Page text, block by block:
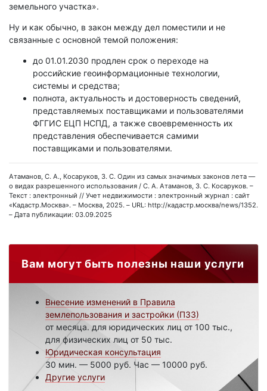
земельного участка».
Ну и как обычно, в закон между дел поместили и не
связанные с основной темой положения:
до 01.01.2030 продлен срок о переходе на
российские геоинформационные технологии,
системы и средства;
полнота, актуальность и достоверность сведений,
представляемых поставщиками и пользователями
ФГГИС ЕЦП НСПД, а также своевременность их
представления обеспечивается самими
поставщиками и пользователями.
Атаманов, С. А., Косаруков, З. С. Один из самых значимых законов лета —
о видах разрешенного использования / С. А. Атаманов, З. С. Косаруков. –
Текст : электронный // Учет недвижимости : электронный журнал : сайт
«Кадастр.Москва». – Москва, 2025. – URL: http://кадастр.москва/news/1352.
– Дата публикации: 03.09.2025
Вам могут быть полезны наши услуги
Внесение изменений в Правила
землепользования и застройки (ПЗЗ)
от месяца. для юридических лиц от 100 тыс.,
для физических лиц от 50 тыс.
Юридическая консультация
30 мин. — 5000 руб. Час — 10000 руб.
Другие услуги